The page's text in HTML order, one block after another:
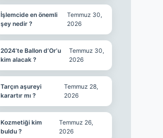
İşlemcide en önemli
şey nedir ?
Temmuz 30,
2026
2024’te Ballon d’Or’u
kim alacak ?
Temmuz 30,
2026
Tarçın aşureyi
karartır mı ?
Temmuz 28,
2026
Kozmetiği kim
buldu ?
Temmuz 26,
2026